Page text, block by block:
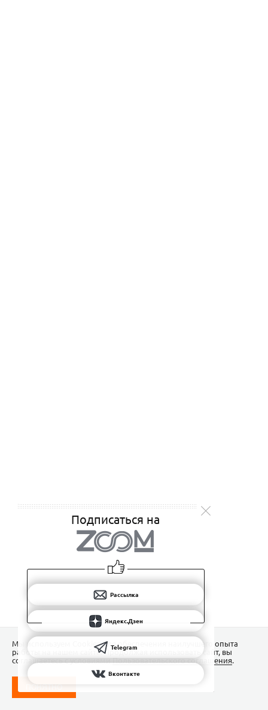
Подписаться на
Рассылка
Яндекс.Дзен
Telegram
Вконтакте
Мы используем Сookies для обеспечения наилучшего опыта
работы на нашем сайте. Продолжая использовать сайт, вы
соглашаетесь с условиямиПользовательского соглашения.
ПОНЯТНО